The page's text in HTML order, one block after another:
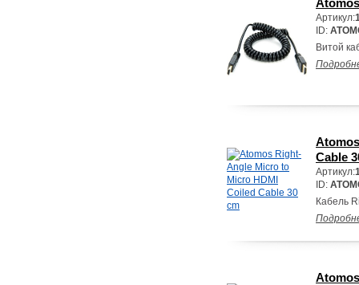
Артикул:
ID:
Витой
Cable
Артикул:
ID:
Кабель